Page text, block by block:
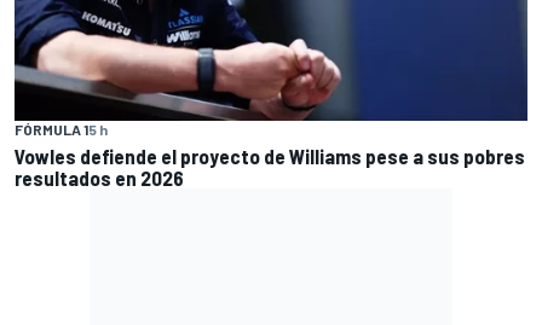
FÓRMULA 15 h
Vowles defiende el proyecto de Williams pese a sus pobres
resultados en 2026